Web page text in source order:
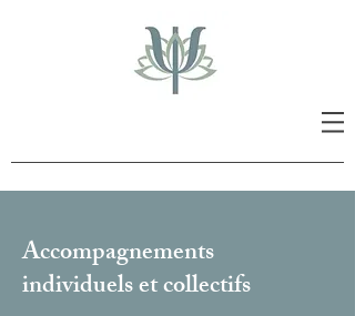
Accompagnements
individuels et collectifs